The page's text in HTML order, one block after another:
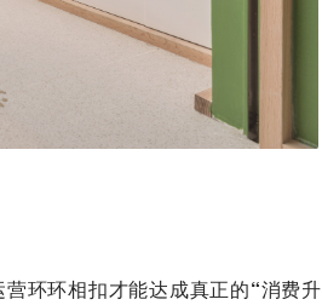
环环相扣才能达成真正的“消费升